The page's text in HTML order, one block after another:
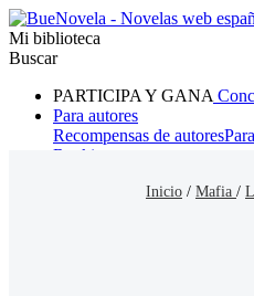
Mi biblioteca
Buscar
PARTICIPA Y GANA
Para autores
Recompensas de autores
Ranking
Inicio / Mafia /